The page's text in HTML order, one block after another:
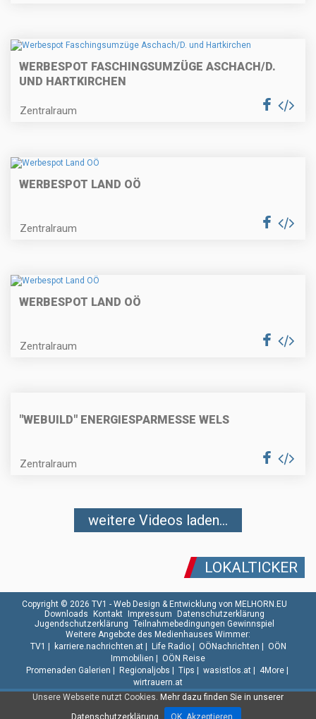
WERBESPOT FASCHINGSUMZÜGE ASCHACH/D.
UND HARTKIRCHEN
Zentralraum
WERBESPOT LAND OÖ
Zentralraum
WERBESPOT LAND OÖ
Zentralraum
"WEBUILD" ENERGIESPARMESSE WELS
Zentralraum
weitere Videos laden...
LOKALTICKER
Unsere Webseite nutzt Cookies. Mehr dazu finden Sie in unserer
Datenschutzerklärung.
OK. Akzeptieren.
Copyright © 2026 TV1 - Web Design & Entwicklung von MELHORN.EU
Downloads
Kontakt Impressum
Datenschutzerklärung
Jugendschutzerklärung Teilnahmebedingungen Gewinnspiel
Weitere Angebote des Medienhauses Wimmer:
TV1
karriere.nachrichten.at| Life Radio| OÖNachrichten
OÖN
Immobilien
OÖN Reise
Promenaden Galerien
Regionaljobs Tips wasistlos.at| 4More|
wirtrauern.at